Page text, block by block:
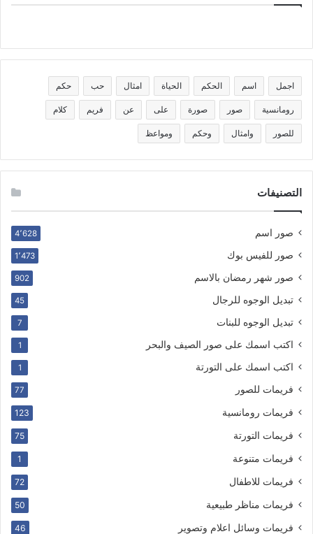
اجمل اسم الحكم الحياة امثال حب حكم
رومانسية صور صورة على عن فريم كلام
للصور وامثال وحكم ومواعظ
التصنيفات
صور اسم 4٬628
صور للفيس بوك 1٬473
صور شهر رمضان بالاسم 902
تبديل الوجوه للرجال 45
تبديل الوجوه للبنات 7
اكتب اسمك على صور الصيف والبحر 1
اكتب اسمك على التورتة 1
فريمات للصور 77
فريمات رومانسية 123
فريمات التورتة 75
فريمات متنوعة 1
فريمات للاطفال 72
فريمات مناظر طبيعية 50
فريمات وسائل اعلام وتصوير 46